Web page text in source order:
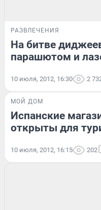
РАЗВЛЕЧЕНИЯ
На битве
парашютом и
10 июля, 2012, 16:30 2
МОЙ ДОМ
Испанские
открыты для
10 июля, 2012, 16:15 202